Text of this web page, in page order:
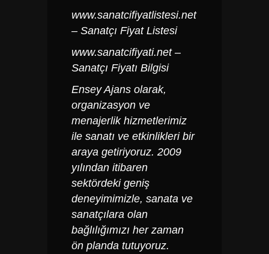
www.sanatcifiyatlistesi.net
– Sanatçı Fiyat Listesi
www.sanatcifiyati.net–
Sanatçı Fiyatı Bilgisi
Ensey Ajans olarak,
organizasyon ve
menajerlik hizmetlerimiz
ile sanatı ve etkinlikleri bir
araya getiriyoruz. 2009
yılından itibaren
sektördeki geniş
deneyimimizle, sanata ve
sanatçılara olan
bağlılığımızı her zaman
ön planda tutuyoruz.